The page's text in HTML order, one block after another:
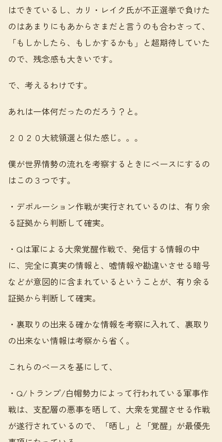
はできているし、カリ・レイク氏が不正選挙で負けた
のはあまりにもあからさまだと言うのも合わさって、
「もしかしたら、もしかするかも」と超期待していた
ので、残念感も大きいです。
で、考えるわけです。
あれは一体何だったのだろう？と。
２０２０大統領選と似た感じ。。。
僕が世界情勢の流れを考察するときにベースにするの
はこの３つです。
・デボルーション作戦が実行されているのは、有り余
る証拠から判断して確実。
・Qは軍による大衆覚醒作戦で、発信する情報の中
に、完全に真実の情報と、嘘情報や勘違いさせる暗号
などが意図的に含まれているということが、有り余る
証拠から判断して確実。
・裏取りの出来る確かな情報を考察に入れて、裏取り
の出来ない情報は考察から省く。
これらのベースを基にして、
・Q/トランプ/白帽勢力によって行われている軍事作
戦は、支配層の悪事を晒して、大衆を覚醒させる作戦
が遂行されているので、「晒し」と「覚醒」が最優先